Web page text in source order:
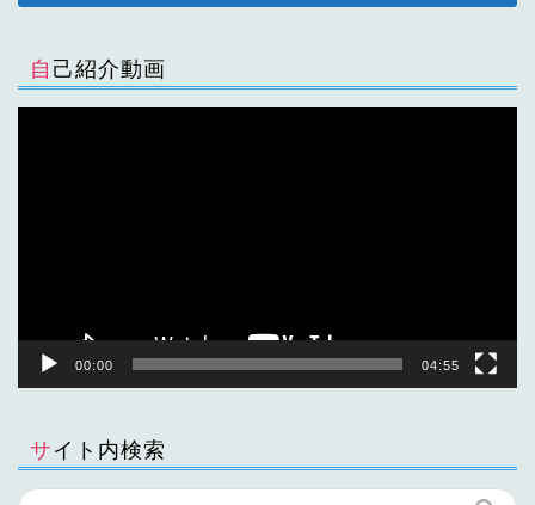
自己紹介動画
00:00 04:55
サイト内検索